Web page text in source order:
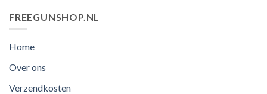
FREEGUNSHOP.NL
Home
Over ons
Verzendkosten